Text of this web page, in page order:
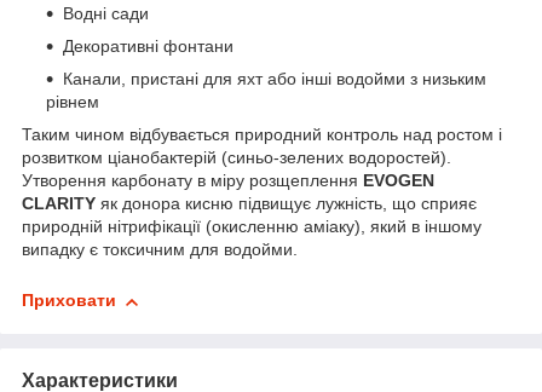
Водні сади
Декоративні фонтани
Канали, пристані для яхт або інші водойми з низьким
рівнем
Таким чином відбувається природний контроль над ростом і
розвитком ціанобактерій (синьо-зелених водоростей).
Утворення карбонату в міру розщеплення EVOGEN
СLARITY як донора кисню підвищує лужність, що сприяє
природній нітрифікації (окисленню аміаку), який в іншому
випадку є токсичним для водойми.
Приховати
Характеристики